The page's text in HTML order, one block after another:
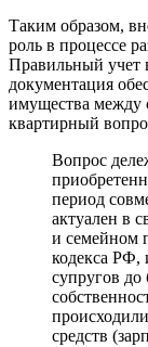
Таким образом,
роль в процессе
Правильный учет
документация
имущества между
квартирный
Вопрос
период
актуален в
и семейном
кодекса РФ,
супругов до
средств